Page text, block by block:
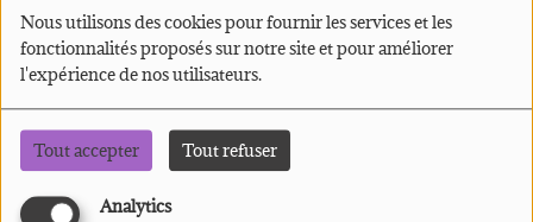
Nous utilisons des cookies pour fournir les services et les
fonctionnalités proposés sur notre site et pour améliorer
l'expérience de nos utilisateurs.
Tout accepter Tout refuser
Analytics